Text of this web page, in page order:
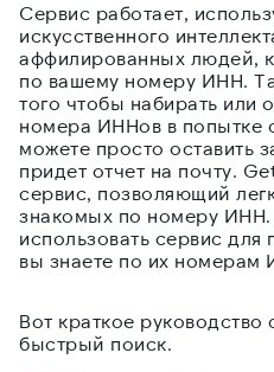
Сервис работает,
искусственного
аффилированных людей,
по вашему номеру ИНН.
того чтобы набирать или
номера ИННов в попытке
можете просто оставить
придет отчет на почту.
сервис, позволяющий
знакомых по номеру
использовать сервис
вы знаете по их номерам
Вот краткое руководство
быстрый поиск.